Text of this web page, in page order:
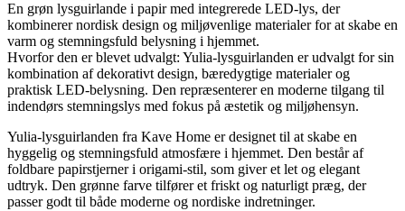
En grøn lysguirlande i papir med integrerede LED-lys, der
kombinerer nordisk design og miljøvenlige materialer for at skabe en
varm og stemningsfuld belysning i hjemmet.
Hvorfor den er blevet udvalgt: Yulia-lysguirlanden er udvalgt for sin
kombination af dekorativt design, bæredygtige materialer og
praktisk LED-belysning. Den repræsenterer en moderne tilgang til
indendørs stemningslys med fokus på æstetik og miljøhensyn.
Yulia-lysguirlanden fra Kave Home er designet til at skabe en
hyggelig og stemningsfuld atmosfære i hjemmet. Den består af
foldbare papirstjerner i origami-stil, som giver et let og elegant
udtryk. Den grønne farve tilfører et friskt og naturligt præg, der
passer godt til både moderne og nordiske indretninger.